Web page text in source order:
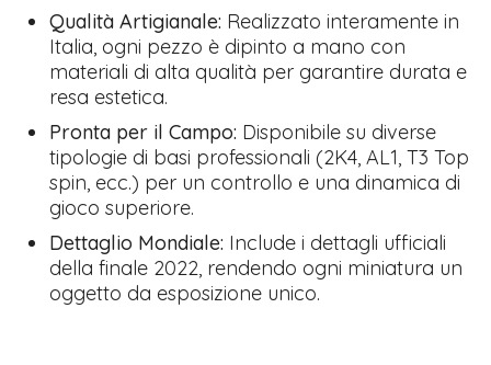
Qualità Artigianale: Realizzato interamente in
Italia, ogni pezzo è dipinto a mano con
materiali di alta qualità per garantire durata e
resa estetica.
Pronta per il Campo: Disponibile su diverse
tipologie di basi professionali (2K4, AL1, T3 Top
spin, ecc.) per un controllo e una dinamica di
gioco superiore.
Dettaglio Mondiale: Include i dettagli ufficiali
della finale 2022, rendendo ogni miniatura un
oggetto da esposizione unico.